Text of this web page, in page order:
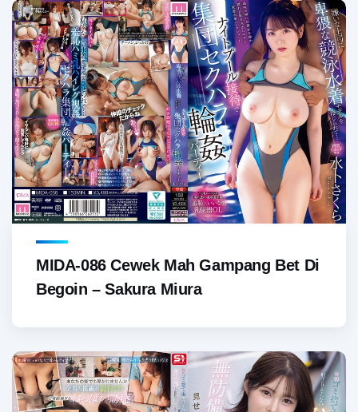
MIDA-086 Cewek Mah Gampang Bet Di
Begoin – Sakura Miura